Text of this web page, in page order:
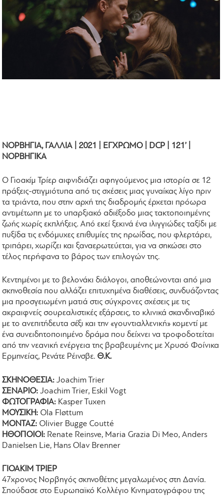
ΝΟΡΒΗΓΙΑ, ΓΑΛΛΙΑ | 2021 | ΕΓΧΡΩΜΟ | DCP | 121’ |
ΝΟΡΒΗΓΙΚΑ
Ο Γιοακίμ Τρίερ αιφνιδιάζει αφηγούμενος μια ιστορία σε 12
πράξεις-στιγμιότυπα από τις σχέσεις μιας γυναίκας λίγο πριν
τα τριάντα, που στην αρχή της διαδρομής έρχεται πρόωρα
αντιμέτωπη με το υπαρξιακό αδιέξοδο μιας τακτοποιημένης
ζωής χωρίς εκπλήξεις. Από εκεί ξεκινά ένα ιλιγγιώδες ταξίδι με
πυξίδα τις ενδόμυχες επιθυμίες της ηρωίδας, που φλερτάρει,
τριπάρει, χωρίζει και ξαναερωτεύεται, για να σηκώσει στο
τέλος περήφανα το βάρος των επιλογών της.
Κεντημένοι με το βελονάκι διάλογοι, αποθεώνονται από μια
σκηνοθεσία που αλλάζει επιτυχημένα διαθέσεις, συνδυάζοντας
μια προσγειωμένη ματιά στις σύγχρονες σχέσεις με τις
ακραιφνείς σουρεαλιστικές εξάρσεις, το κλινικά σκανδιναβικό
με το ανεπιτήδευτα σέξι και την «γουντιαλλενική» κομεντί με
ένα συνειδητοποιημένο δράμα που δείχνει να τροφοδοτείται
από την νεανική ενέργεια της βραβευμένης με Χρυσό Φοίνικα
Ερμηνείας, Ρενάτε Ρέινσβε. Θ.Κ.
ΣΚΗΝΟΘΕΣΙΑ:Joachim Trier
ΣΕΝΑΡΙΟ: Joachim Trier, Eskil Vogt
ΦΩΤΟΓΡΑΦΙΑ: Kasper Tuxen
ΜΟΥΣΙΚΗ: Ola Fløttum
ΜΟΝΤΑΖ: Olivier Bugge Coutté
ΗΘΟΠΟΙΟΙ: Renate Reinsve, Maria Grazia Di Meo, Anders
Danielsen Lie, Hans Olav Brenner
ΓΙΟΑΚΙΜ ΤΡΙΕΡ
47χρονος Νορβηγός σκηνοθέτης μεγαλωμένος στη Δανία.
Σπούδασε στο Ευρωπαϊκό Κολλέγιο Κινηματογράφου της